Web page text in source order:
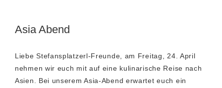
Asia Abend
Liebe Stefansplatzerl-Freunde, am Freitag, 24. April
nehmen wir euch mit auf eine kulinarische Reise nach
Asien. Bei unserem Asia-Abend erwartet euch ein